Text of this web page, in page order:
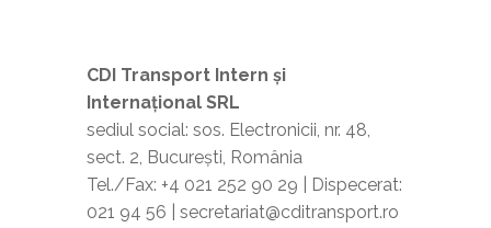
CDI Transport Intern și
Internațional SRL
sediul social: sos. Electronicii, nr. 48,
sect. 2, București, România
Tel./Fax: +4 021 252 90 29 | Dispecerat:
021 94 56 | secretariat@cditransport.ro